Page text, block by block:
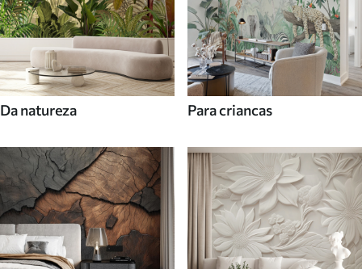
Da natureza Para criancas